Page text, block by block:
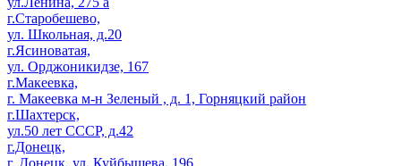
г.Старобешево,
ул. Школьная, д.20
г.Ясиноватая,
ул. Орджоникидзе, 167
г.Макеевка,
г. Макеевка м-н Зеленый , д. 1, Горняцкий район
г.Шахтерск,
ул.50 лет СССР, д.42
г.Донецк,